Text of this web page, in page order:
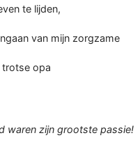
te lijden,
van mijn zorgzame
opa
waren zijn grootste passie!